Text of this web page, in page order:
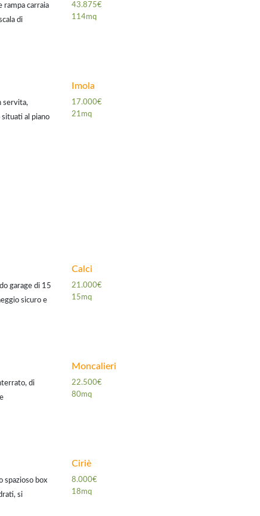
rampa carraia
di
fabbricato
43.875€
114mq
servita,
al piano
Imola
17.000€
21mq
garage di 15
sicuro e
Calci
21.000€
15mq
di
con
Moncalieri
22.500€
80mq
spazioso box
si
e
Ciriè
8.000€
18mq